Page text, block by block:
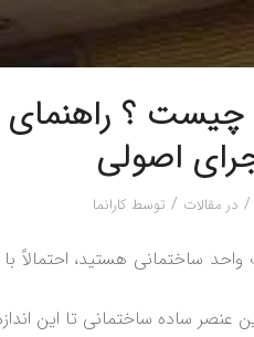
چیست ؟ راهنمای
اصولی
/ در مقالات / توسط کارانما
ساختمانی هستید، احتمالاً با
عنصر ساده ساختمانی تا این